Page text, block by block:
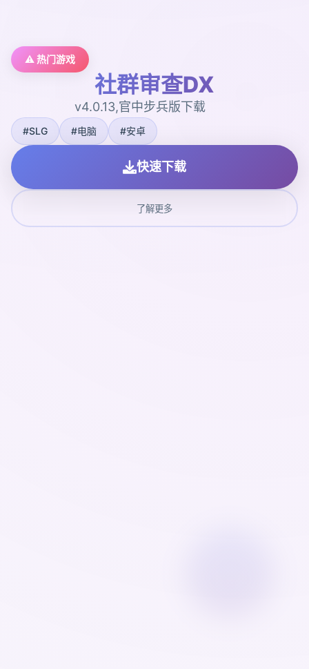
⚠️ 热门游戏
社群审查DX
v4.0.13,官中步兵版下载
#SLG #电脑 #安卓
快速下载
了解更多